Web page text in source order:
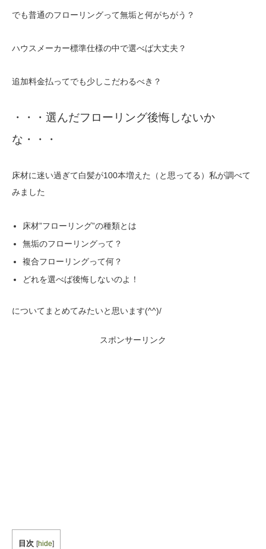
でも普通のフローリングって無垢と何がちがう？
ハウスメーカー標準仕様の中で選べば大丈夫？
追加料金払ってでも少しこだわるべき？
・・・選んだフローリング後悔しないか
な・・・
床材に迷い過ぎて白髪が100本増えた（と思ってる）私が調べて
みました
床材”フローリング”の種類とは
無垢のフローリングって？
複合フローリングって何？
どれを選べば後悔しないのよ！
についてまとめてみたいと思います(^^)/
スポンサーリンク
目次 [hide]